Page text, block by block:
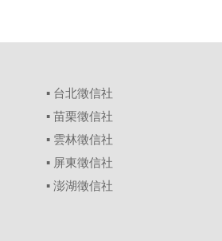
▪ 台北徵信社
▪ 苗栗徵信社
▪ 雲林徵信社
▪ 屏東徵信社
▪ 澎湖徵信社